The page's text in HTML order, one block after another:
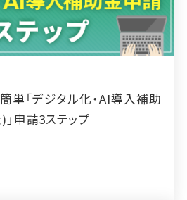
単「デジタル化・AI導入補助
申請3ステップ